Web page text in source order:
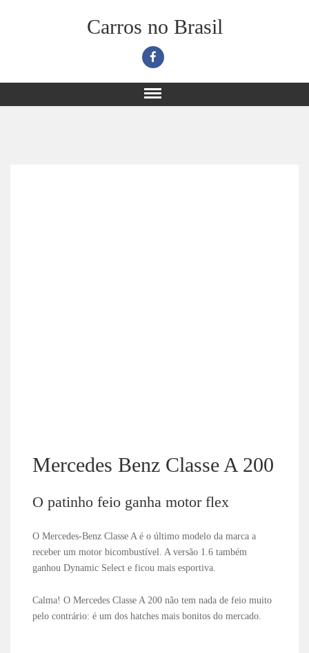
Carros no Brasil
Mercedes Benz Classe A 200
O patinho feio ganha motor flex
O Mercedes-Benz Classe A é o último modelo da marca a
receber um motor bicombustível. A versão 1.6 também
ganhou Dynamic Select e ficou mais esportiva.
Calma! O Mercedes Classe A 200 não tem nada de feio muito
pelo contrário: é um dos hatches mais bonitos do mercado.